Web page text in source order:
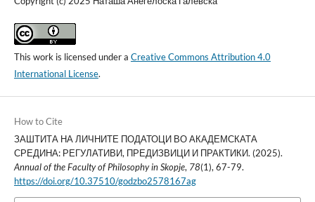
This work is licensed under a Creative Commons Attribution 4.0
International License.
How to Cite
ЗАШТИТА НА ЛИЧНИТЕ ПОДАТОЦИ ВО АКАДЕМСКАТА
СРЕДИНА: РЕГУЛАТИВИ, ПРЕДИЗВИЦИ И ПРАКТИКИ. (2025).
Annual of the Faculty of Philosophy in Skopje, 78(1), 67-79.
https://doi.org/10.37510/godzbo2578167ag